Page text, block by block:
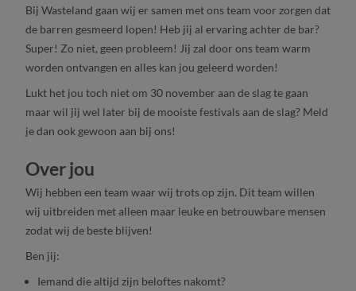
Bij Wasteland gaan wij er samen met ons team voor zorgen dat
de barren gesmeerd lopen! Heb jij al ervaring achter de bar?
Super! Zo niet, geen probleem! Jij zal door ons team warm
worden ontvangen en alles kan jou geleerd worden!
Lukt het jou toch niet om 30 november aan de slag te gaan
maar wil jij wel later bij de mooiste festivals aan de slag? Meld
je dan ook gewoon aan bij ons!
Over jou
Wij hebben een team waar wij trots op zijn. Dit team willen
wij uitbreiden met alleen maar leuke en betrouwbare mensen
zodat wij de beste blijven!
Ben jij:
Iemand die altijd zijn beloftes nakomt?